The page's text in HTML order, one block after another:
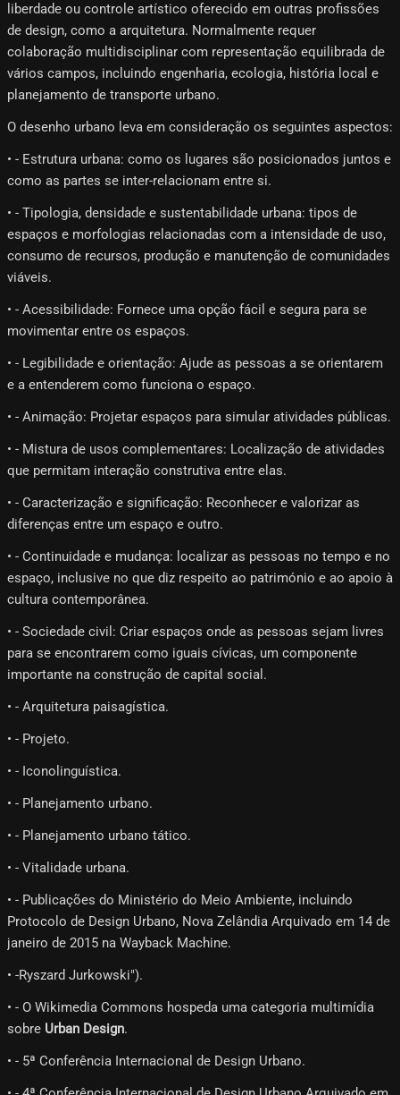
liberdade ou controle artístico oferecido em outras profissões
de design, como a arquitetura. Normalmente requer
colaboração multidisciplinar com representação equilibrada de
vários campos, incluindo engenharia, ecologia, história local e
planejamento de transporte urbano.
O desenho urbano leva em consideração os seguintes aspectos:
• - Estrutura urbana: como os lugares são posicionados juntos e
como as partes se inter-relacionam entre si.
• - Tipologia, densidade e sustentabilidade urbana: tipos de
espaços e morfologias relacionadas com a intensidade de uso,
consumo de recursos, produção e manutenção de comunidades
viáveis.
• - Acessibilidade: Fornece uma opção fácil e segura para se
movimentar entre os espaços.
• - Legibilidade e orientação: Ajude as pessoas a se orientarem
e a entenderem como funciona o espaço.
• - Animação: Projetar espaços para simular atividades públicas.
• - Mistura de usos complementares: Localização de atividades
que permitam interação construtiva entre elas.
• - Caracterização e significação: Reconhecer e valorizar as
diferenças entre um espaço e outro.
• - Continuidade e mudança: localizar as pessoas no tempo e no
espaço, inclusive no que diz respeito ao património e ao apoio à
cultura contemporânea.
• - Sociedade civil: Criar espaços onde as pessoas sejam livres
para se encontrarem como iguais cívicas, um componente
importante na construção de capital social.
• - Arquitetura paisagística.
• - Projeto.
• - Iconolinguística.
• - Planejamento urbano.
• - Planejamento urbano tático.
• - Vitalidade urbana.
• - Publicações do Ministério do Meio Ambiente, incluindo
Protocolo de Design Urbano, Nova Zelândia Arquivado em 14 de
janeiro de 2015 na Wayback Machine.
• -Ryszard Jurkowski").
• - O Wikimedia Commons hospeda uma categoria multimídia
sobre Urban Design.
• - 5ª Conferência Internacional de Design Urbano.